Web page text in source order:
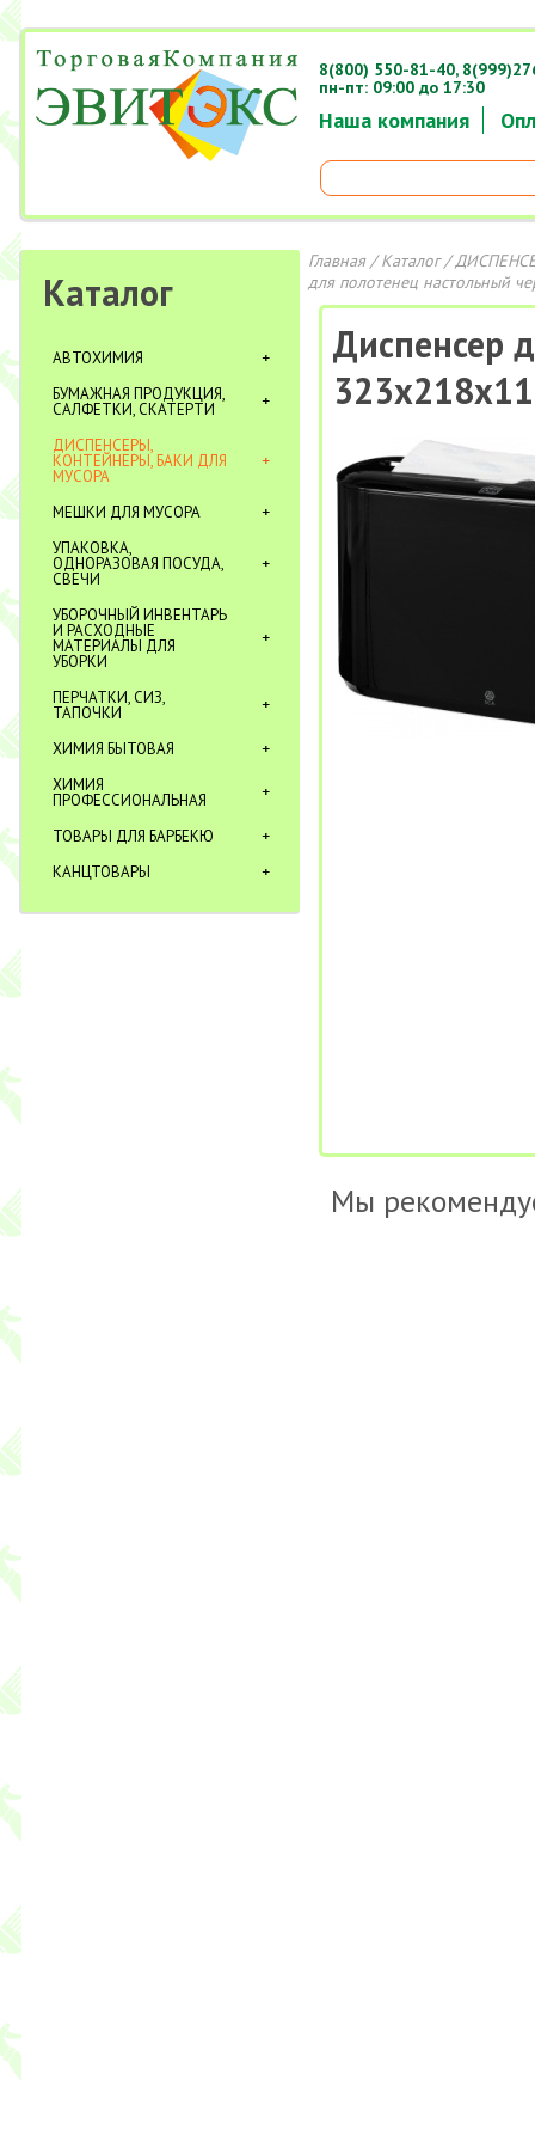
Наша компания
8(800) 550-81-40,
пн-пт: 09:00 до 17:30
Каталог
АВТОХИМИЯ
БУМАЖНАЯ ПРОДУКЦИЯ,
САЛФЕТКИ, СКАТЕРТИ
ДИСПЕНСЕРЫ,
КОНТЕЙНЕРЫ, БАКИ ДЛЯ
МУСОРА
МЕШКИ ДЛЯ МУСОРА
УПАКОВКА,
ОДНОРАЗОВАЯ ПОСУДА,
СВЕЧИ
УБОРОЧНЫЙ ИНВЕНТАРЬ
И РАСХОДНЫЕ
МАТЕРИАЛЫ ДЛЯ
УБОРКИ
ПЕРЧАТКИ, СИЗ,
ТАПОЧКИ
ХИМИЯ БЫТОВАЯ
ХИМИЯ
ПРОФЕССИОНАЛЬНАЯ
ТОВАРЫ ДЛЯ БАРБЕКЮ
КАНЦТОВАРЫ
Главная/Каталог/
для полотенец настольный
Диспенсер
Мы